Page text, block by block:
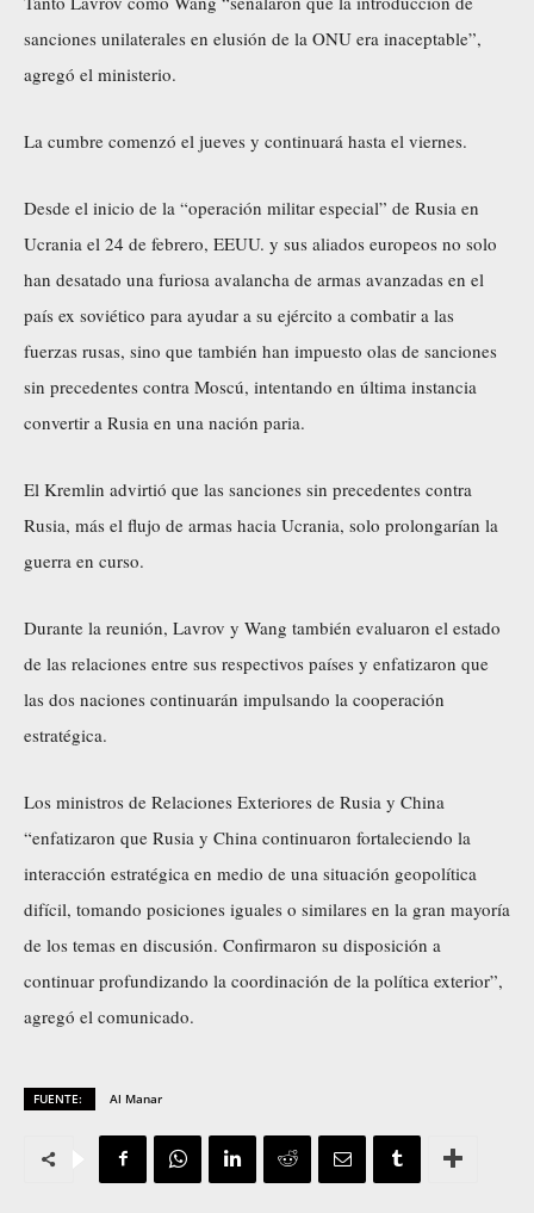
sanciones unilaterales en elusión de la ONU era inaceptable”,
agregó el ministerio.
La cumbre comenzó el jueves y continuará hasta el viernes.
Desde el inicio de la “operación militar especial” de Rusia en
Ucrania el 24 de febrero, EEUU. y sus aliados europeos no solo
han desatado una furiosa avalancha de armas avanzadas en el
país ex soviético para ayudar a su ejército a combatir a las
fuerzas rusas, sino que también han impuesto olas de sanciones
sin precedentes contra Moscú, intentando en última instancia
convertir a Rusia en una nación paria.
El Kremlin advirtió que las sanciones sin precedentes contra
Rusia, más el flujo de armas hacia Ucrania, solo prolongarían la
guerra en curso.
Durante la reunión, Lavrov y Wang también evaluaron el estado
de las relaciones entre sus respectivos países y enfatizaron que
las dos naciones continuarán impulsando la cooperación
estratégica.
Los ministros de Relaciones Exteriores de Rusia y China
“enfatizaron que Rusia y China continuaron fortaleciendo la
interacción estratégica en medio de una situación geopolítica
difícil, tomando posiciones iguales o similares en la gran mayoría
de los temas en discusión. Confirmaron su disposición a
continuar profundizando la coordinación de la política exterior”,
agregó el comunicado.
FUENTE: Al Manar